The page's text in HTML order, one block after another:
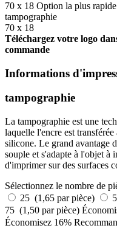
70 x 18 Option la plus rapide
tampographie
70 x 18
Téléchargez votre logo
commande
Informations
tampographie
La tampographie est une
laquelle l'encre est
silicone. Le grand avantage
souple et s'adapte à l'objet à
d'imprimer sur des surfaces
Sélectionnez le nombre de
25 (1,65 par pièce)
75 (1,50 par pièce)
Économisez 16%